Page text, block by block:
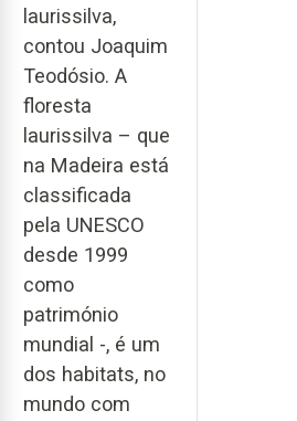
laurissilva,
contou Joaquim
Teodósio. A
floresta
laurissilva – que
na Madeira está
classificada
pela UNESCO
desde 1999
como
património
mundial -, é um
dos habitats, no
mundo com